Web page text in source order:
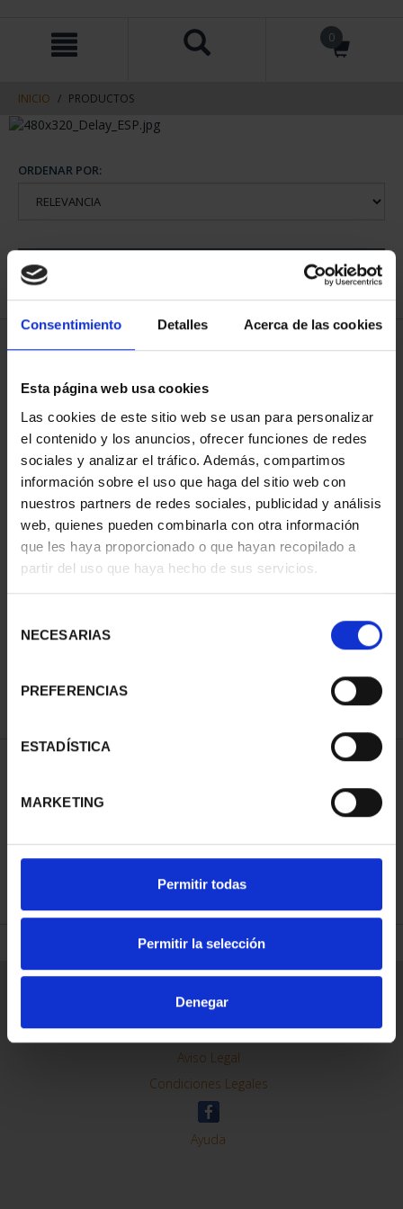
Consentimiento Detalles Acerca de las cookies
Esta página web usa cookies
Las cookies de este sitio web se usan para personalizar
el contenido y los anuncios, ofrecer funciones de redes
sociales y analizar el tráfico. Además, compartimos
información sobre el uso que haga del sitio web con
nuestros partners de redes sociales, publicidad y análisis
web, quienes pueden combinarla con otra información
que les haya proporcionado o que hayan recopilado a
partir del uso que haya hecho de sus servicios.
NECESARIAS
PREFERENCIAS
ESTADÍSTICA
MARKETING
Permitir todas
Permitir la selección
Denegar
contenido
navegacin
0
INICIO PRODUCTOS
ORDENAR POR:
1 Productos encontrados
73,00 €
REFINAR
Contacto
Preguntas Frequentes (FAQs)
Aviso Legal
Condiciones Legales
Ayuda